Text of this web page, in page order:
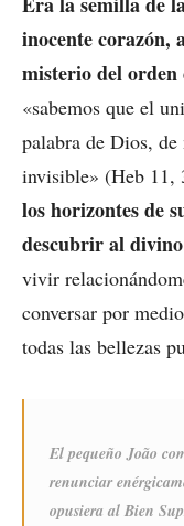
inocente corazón,
misterio del orden
«sabemos que el
palabra de Dios,
invisible» (Heb 11,
los horizontes de
descubrir al
vivir
conversar por
todas las bellezas
El pequeño João
renunciar
opusiera al Bien